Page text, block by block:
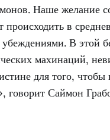
Наше желание
в
В этой
махинаций,
для того,
говорит Саймон